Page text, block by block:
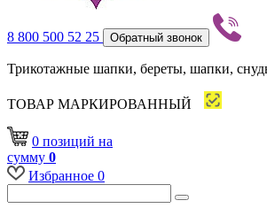
8 800 500 52 25 Обратный звонок
Трикотажные шапки, береты, шапки,
ТОВАР МАРКИРОВАННЫЙ
0 позиций на
сумму 0
Избранное 0